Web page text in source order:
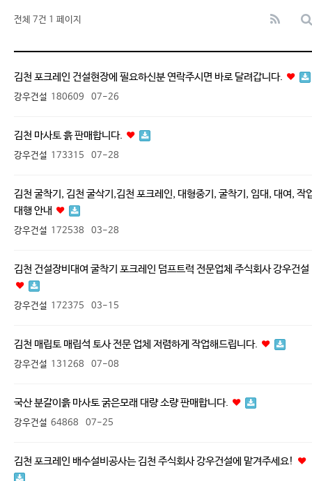
전체 7건 1 페이지
김천 포크레인 건설현장에 필요하신분 연락주시면 바로 달려갑니다.
강우건설 180609 07-26
김천 마사토 흙 판매합니다.
강우건설 173315 07-28
김천 굴착기, 김천 굴삭기,김천 포크레인, 대형중기, 굴착기, 임대, 대여, 작
대행 안내
강우건설 172538 03-28
김천 건설장비대여 굴착기 포크레인 덤프트럭 전문업체 주식회사 강우건설
강우건설 172375 03-15
김천 매립토 매립석 토사 전문 업체 저렴하게 작업해드립니다.
강우건설 131268 07-08
국산 분갈이흙 마사토 굵은모래 대량 소량 판매합니다.
강우건설 64868 07-25
김천 포크레인 배수설비공사는 김천 주식회사 강우건설에 맡겨주세요!